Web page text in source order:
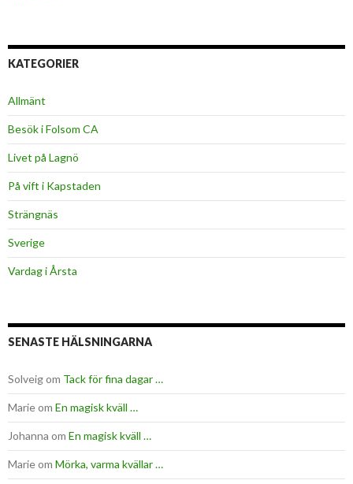
KATEGORIER
Allmänt
Besök i Folsom CA
Livet på Lagnö
På vift i Kapstaden
Strängnäs
Sverige
Vardag i Årsta
SENASTE HÄLSNINGARNA
Solveigom Tack för fina dagar …
Marieom En magisk kväll …
Johanna om En magisk kväll …
Marieom Mörka, varma kvällar …